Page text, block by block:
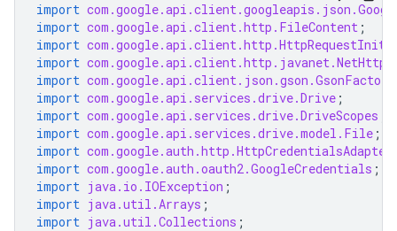
import
import com.google.api.client.http.FileContent ;
import
import
import com.google.api.client.json.gson.GsonFactory
import com.google.api.services.drive.Drive ;
import com.google.api.services.drive.DriveScopes
import com.google.api.services.drive.model.File ;
import com.google.auth.http.HttpCredentialsAdapter
import com.google.auth.oauth2.GoogleCredentials ;
import java.io.IOException ;
import java.util.Arrays ;
import java.util.Collections ;